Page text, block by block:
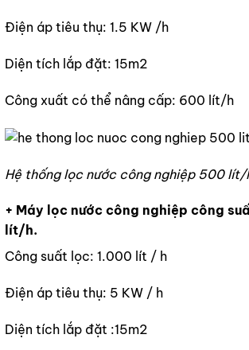
Điện áp tiêu thụ: 1.5 KW /h
Diện tích lắp đặt: 15m2
Công xuất có thể nâng cấp: 600 lít/h
Hệ thống lọc nước công nghiệp 500 lít/
+ Máy lọc nước công nghiệp công
lít/h.
Công suất lọc: 1.000 lít / h
Điện áp tiêu thụ: 5 KW / h
Diện tích lắp đặt :15m2